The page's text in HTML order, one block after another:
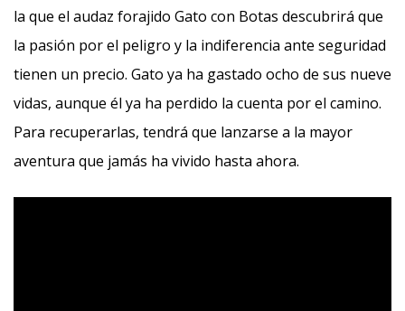
la que el audaz forajido Gato con Botas descubrirá que
la pasión por el peligro y la indiferencia ante seguridad
tienen un precio. Gato ya ha gastado ocho de sus nueve
vidas, aunque él ya ha perdido la cuenta por el camino.
Para recuperarlas, tendrá que lanzarse a la mayor
aventura que jamás ha vivido hasta ahora.